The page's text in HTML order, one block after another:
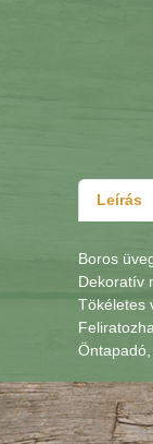
Leírás
Boros
Dekoratív
Tökéletes